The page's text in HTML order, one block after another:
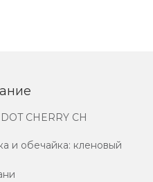
CHERRY CH
и обечайка: кленовый